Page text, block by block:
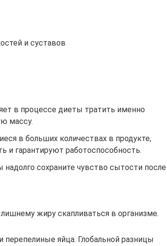
и суставов
в процессе диеты тратить именно
массу.
в больших количествах в продукте,
и гарантируют работоспособность.
надолго сохраните чувство сытости после
жиру скапливаться в организме.
яйца. Глобальной разницы